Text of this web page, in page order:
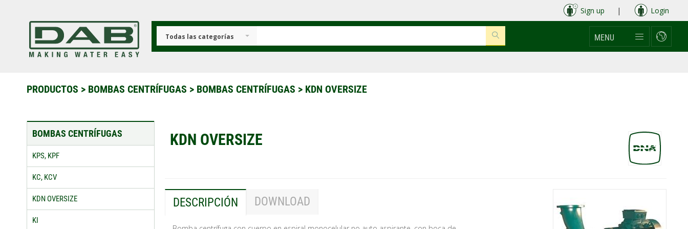
contenido
Sign up | Login
Todas las categorías MENU
PRODUCTOS > BOMBAS CENTRÍFUGAS > BOMBAS CENTRÍFUGAS > KDN OVERSIZE
BOMBAS CENTRÍFUGAS
KPS, KPF
KC, KCV
KDN OVERSIZE
KI
KDN OVERSIZE
DESCRIPCIÓN DOWNLOAD